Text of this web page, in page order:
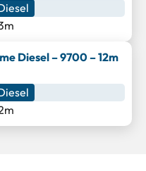
Diesel – 9700 – 12m